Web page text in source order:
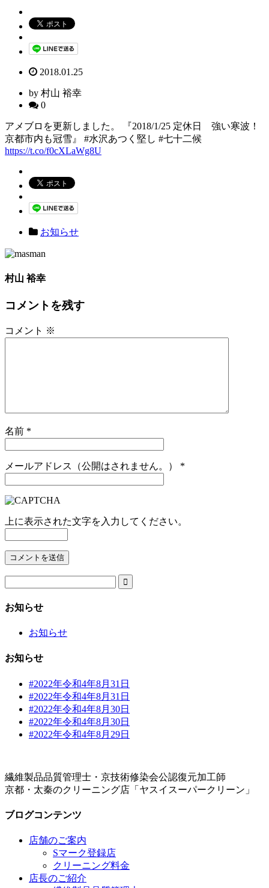
2018.01.25
by 村山 裕幸
0
アメブロを更新しました。 『2018/1/25 定休日 強い寒波！
京都市内も冠雪』 #水沢あつく堅し #七十二候
https://t.co/f0cXLaWg8U
お知らせ
村山 裕幸
コメントを残す
コメント ※
名前 *
メールアドレス（公開はされません。） *
上に表示された文字を入力してください。

お知らせ
お知らせ
お知らせ
#2022年令和4年8月31日
#2022年令和4年8月31日
#2022年令和4年8月30日
#2022年令和4年8月30日
#2022年令和4年8月29日
繊維製品品質管理士・京技術修染会公認復元加工師
京都・太秦のクリーニング店「ヤスイスーパークリーン」
ブログコンテンツ
店舗のご案内
Sマーク登録店
クリーニング料金
店長のご紹介